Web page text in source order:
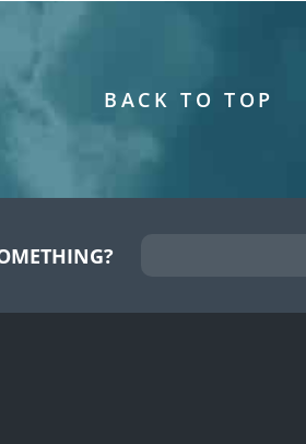
BACK TO TOP